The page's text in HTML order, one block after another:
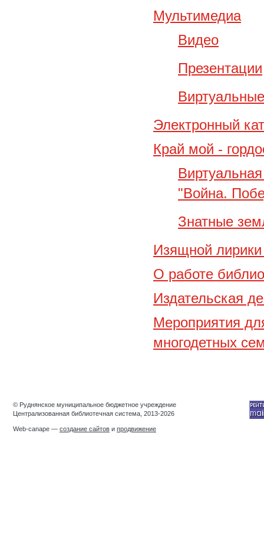
Мультимедиа
Видео
Презентации
Электронный
Край мой -
"Война.
Знатные
Изящной
О работе
Издательская
Мероприятия
многодетных
© Руднянское муниципальное бюджетное учреждение
Централизованная библиотечная система, 2013-2026
Web-canape — создание сайтов и продвижение